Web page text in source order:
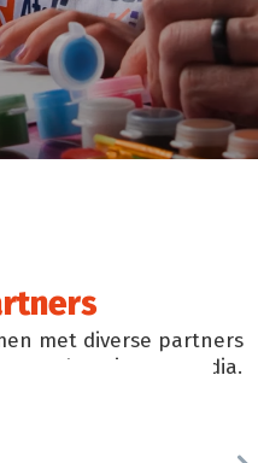
met diverse partners
locaties en media.